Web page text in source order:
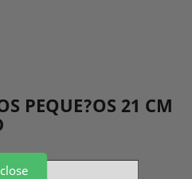
PEQUE?OS 21 CM
close